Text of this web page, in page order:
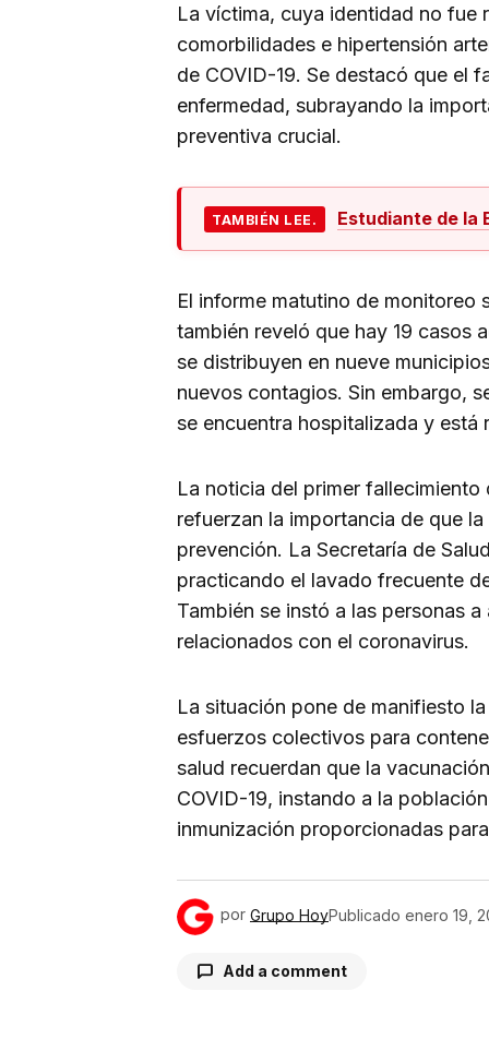
La víctima, cuya identidad no fue
comorbilidades e hipertensión
de COVID-19. Se destacó que el
enfermedad, subrayando la
preventiva crucial.
TAMBIÉN LEE. Estudiante de la
El informe matutino de monitoreo
también reveló que hay 19 casos
se distribuyen en nueve
nuevos contagios. Sin embargo,
se encuentra hospitalizada y está
La noticia del primer
refuerzan la importancia de que
prevención. La Secretaría de
practicando el lavado frecuente
También se instó a las personas
relacionados con el coronavirus.
La situación pone de manifiesto
esfuerzos colectivos para
salud recuerdan que la
COVID-19, instando a la
inmunización proporcionadas
por Grupo HoyPublicado enero 19,
Add a comment